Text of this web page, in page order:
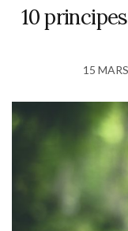
10
15